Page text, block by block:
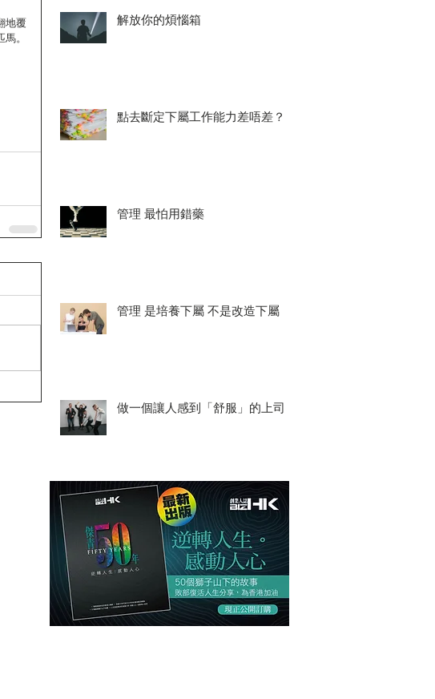
地覆
。
解放你的煩惱箱
點去斷定下屬工作能力差唔差？
管理 最怕用錯藥
管理 是培養下屬 不是改造下屬
做一個讓人感到「舒服」的上司